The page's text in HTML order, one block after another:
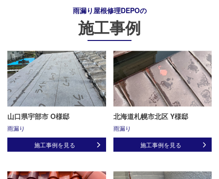
雨漏り屋根修理DEPOの
施工事例
山口県宇部市 O様邸
雨漏り
施工事例を見る
北海道札幌市北区 Y様邸
雨漏り
施工事例を見る